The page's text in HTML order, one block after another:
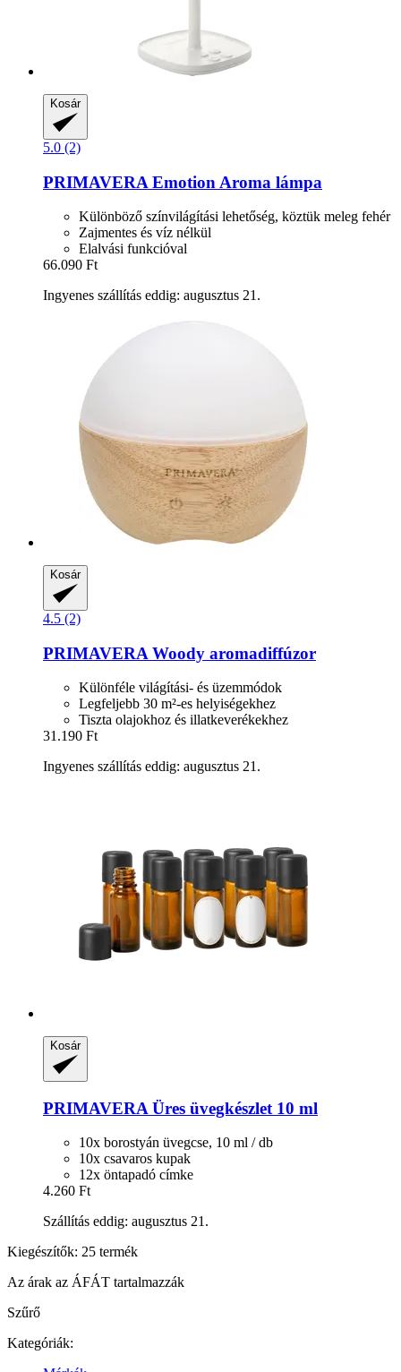
Kosár
5.0 (2)
PRIMAVERA Emotion Aroma lámpa
Különböző színvilágítási lehetőség, köztük meleg fehér
Zajmentes és víz nélkül
Elalvási funkcióval
66.090 Ft
Ingyenes szállítás eddig: augusztus 21.
Kosár
4.5 (2)
PRIMAVERA Woody aromadiffúzor
Különféle világítási- és üzemmódok
Legfeljebb 30 m²-es helyiségekhez
Tiszta olajokhoz és illatkeverékekhez
31.190 Ft
Ingyenes szállítás eddig: augusztus 21.
Kosár
PRIMAVERA Üres üvegkészlet 10 ml
10x borostyán üvegcse, 10 ml / db
10x csavaros kupak
12x öntapadó címke
4.260 Ft
Szállítás eddig: augusztus 21.
Kiegészítők: 25 termék
Az árak az ÁFÁT tartalmazzák
Szűrő
Kategóriák: